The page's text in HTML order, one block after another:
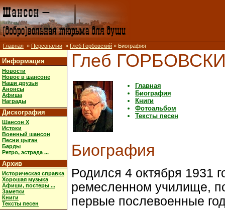
Главная » Персоналии » Глеб Горбовский » Биография
Информация
Новости
Новое в шансоне
Наши друзья
Анонсы
Афиша
Награды
Дискография
Шансон X
Истоки
Военный шансон
Песни цыган
Барды
Ретро, эстрада ...
Архив
Историческая справка
Хорошая музыка
Афиши, постеры ...
Заметки
Книги
Тексты песен
Глеб
Главная
Биография
Книги
Фотоальбом
Тексты песен
Биография
Родился 4 октября 1931
ремесленном училище,
первые послевоенные